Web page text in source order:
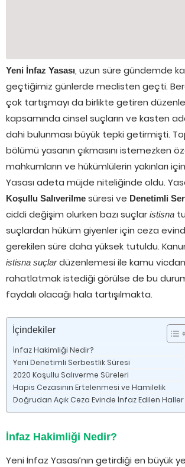
Yeni İnfaz Yasası, uzun süre gündemde
geçtiğimiz günlerde meclisten geçti.
çok tartışmayı da birlikte getiren
kapsamında cinsel suçların ve kasten
dahi bulunması büyük tepki getirmişti.
bölümü yasanın çıkmasını istemezken
mahkumların ve hükümlülerin yakınları
Yasası adeta müjde niteliğinde oldu.
Koşullu Salıverilme süresi ve Denetimli
ciddi değişim olurken bazı suçlaristisna
suçlardan hüküm giyenler için ceza
gerekilen süre daha yüksek tutuldu.
istisna suçlardüzenlemesi ile kamu
rahatlatmak istediği görülse de bu
faydalı olacağı hala tartışılmakta.
İçindekiler
İnfaz Hakimliği Nedir?
Yeni Denetimli Serbestlik Süresi
2020 Koşullu Salıverme Süreleri
Hapis Cezasının Ertelenmesi ve Hamilelik
Doğrudan Açık Ceza Evinde İnfaz Edilen Haller
İnfaz Hakimliği Nedir?
Yeni İnfaz Yasası’nın getirdiği en büyük